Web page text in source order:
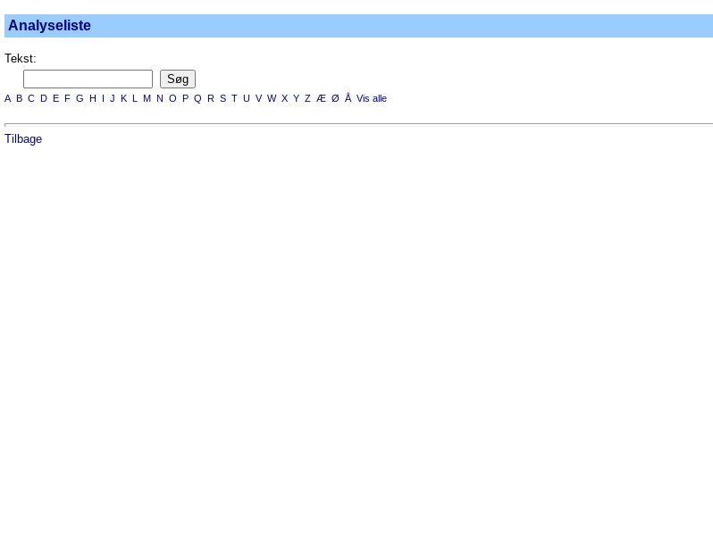
Analyseliste
Tekst:
A B C D E F G H I J K L M N O P Q R S T U V W X Y Z Æ Ø Å Vis alle
Tilbage